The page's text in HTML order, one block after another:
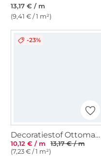
13,17 € / m
(9,41 € / 1 m²)
-23%
Decoratiestof Ottoman winter reindeer, beige
10,12 € / m
13,17 € / m
(7,23 € / 1 m²)